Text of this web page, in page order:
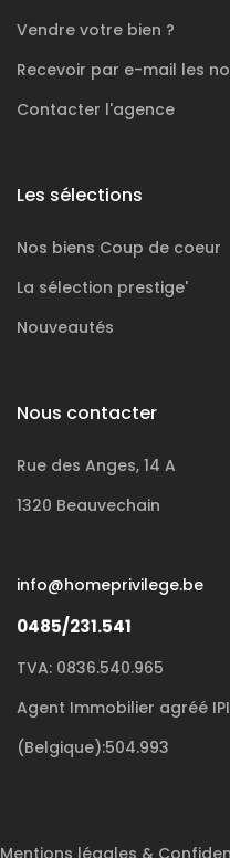
Vendre votre bien ?
Recevoir par e-mail les
Contacter l'agence
Les sélections
Nos biens Coup de coeur
La sélection prestige'
Nouveautés
Nous contacter
Rue des Anges, 14 A
1320 Beauvechain
info@homeprivilege.be
0485/231.541
TVA: 0836.540.965
Agent Immobilier agréé
(Belgique):504.993
Mentions légales &